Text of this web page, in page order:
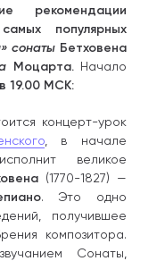
рекомендации
популярных
сонаты Бетховена
Моцарта. Начало
в 19.00 МСК:
концерт-урок
, в начале
великое
(1770-1827) —
. Это одно
получившее
композитора.
Сонаты,